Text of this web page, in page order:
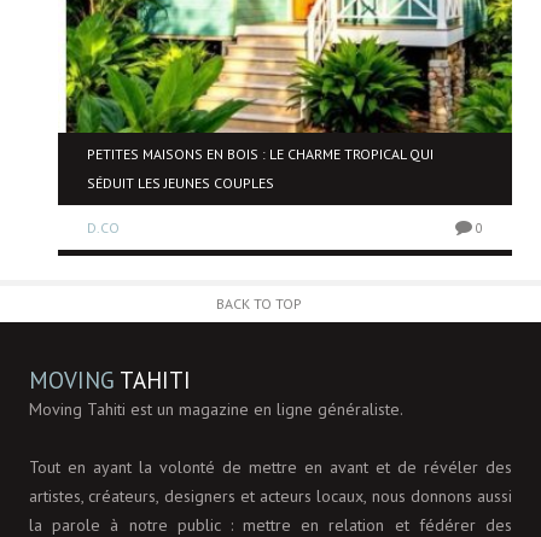
PETITES MAISONS EN BOIS : LE CHARME TROPICAL QUI
SÉDUIT LES JEUNES COUPLES
D.CO 0
BACK TO TOP
MOVING TAHITI
Moving Tahiti est un magazine en ligne généraliste.
Tout en ayant la volonté de mettre en avant et de révéler des
artistes, créateurs, designers et acteurs locaux, nous donnons aussi
la parole à notre public : mettre en relation et fédérer des